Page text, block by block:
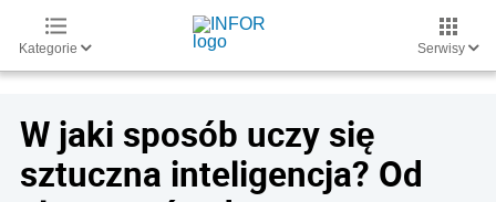
Kategorie Serwisy
W jaki sposób uczy się
sztuczna inteligencja? Od